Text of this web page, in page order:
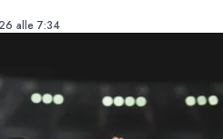
alle 7:34